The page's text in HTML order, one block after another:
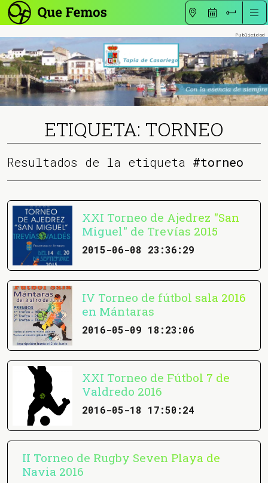
ETIQUETA: TORNEO
Resultados de la etiqueta #torneo
XXI Torneo de Ajedrez "San
Miguel" de Trevías 2015
2015-06-08 23:36:29
IV Torneo de fútbol sala 2016
en Mántaras
2016-05-09 18:23:06
XXI Torneo de Fútbol 7 de
Valdredo 2016
2016-05-18 17:50:24
II Torneo de Rugby Seven Playa de
Navia 2016